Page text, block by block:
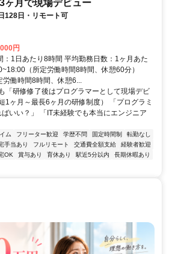
ヶ月で現場デビュー
128日・リモート可
円
：1日あたり8時間 平均勤務日数：1ヶ月あた
（所定労働時間8時間、休憩60分）
働時間8時間、休憩6...
「研修修了後はプログラマーとして現場デビ
1ヶ月～最長6ヶ月の研修制度） 「プログラミ
いい？」 「IT未経験でも本当にエンジニア
ム フリーター歓迎 学歴不問 固定時間制
転勤なし
手当あり フルリモート 交通費全額支給
経験者歓迎
OK 賞与あり 育休あり 駅近5分以内
長期休暇あり